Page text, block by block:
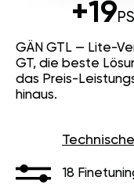
+19PS
GÄN GTL — Lite-
GT, die beste
das Preis-
hinaus.
18